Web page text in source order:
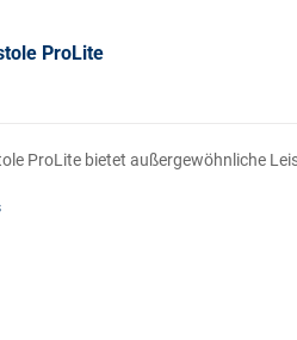
ProLite
ProLite bietet außergewöhnliche